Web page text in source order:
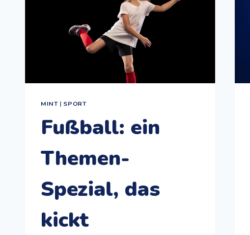
MINT |SPORT
Fußball: ein
Themen-
Spezial, das
kickt